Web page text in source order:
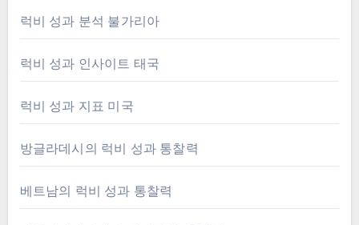
럭비 성과 분석 불가리아
럭비 성과 인사이트 태국
럭비 성과 지표 미국
방글라데시의 럭비 성과 통찰력
베트남의 럭비 성과 통찰력